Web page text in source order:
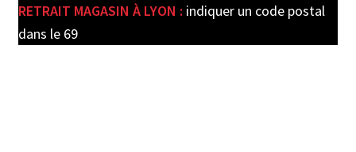
RETRAIT MAGASIN À LYON : indiquer un code postal
dans le 69